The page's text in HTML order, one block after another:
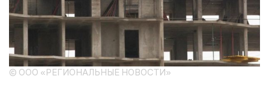
© ООО «РЕГИОНАЛЬНЫЕ НОВОСТИ»